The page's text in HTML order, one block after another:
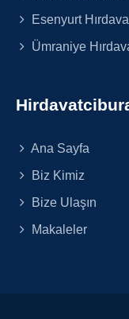
Esenyurt
Ümraniye
Ana Sayfa
Biz Kimiz
Bize Ulaşın
Makaleler